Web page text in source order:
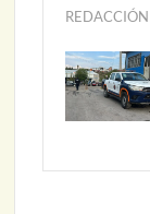
REDACCIÓN